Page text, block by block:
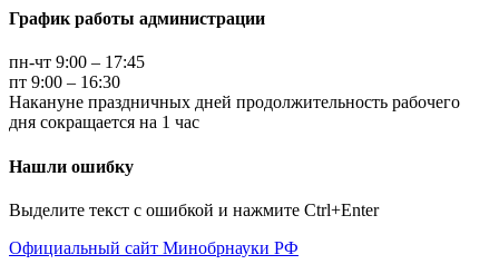
График работы администрации
пн-чт 9:00 – 17:45
пт 9:00 – 16:30
Накануне праздничных дней продолжительность рабочего
дня сокращается на 1 час
Нашли ошибку
Выделите текст с ошибкой и нажмите Ctrl+Enter
Официальный сайт Минобрнауки РФ